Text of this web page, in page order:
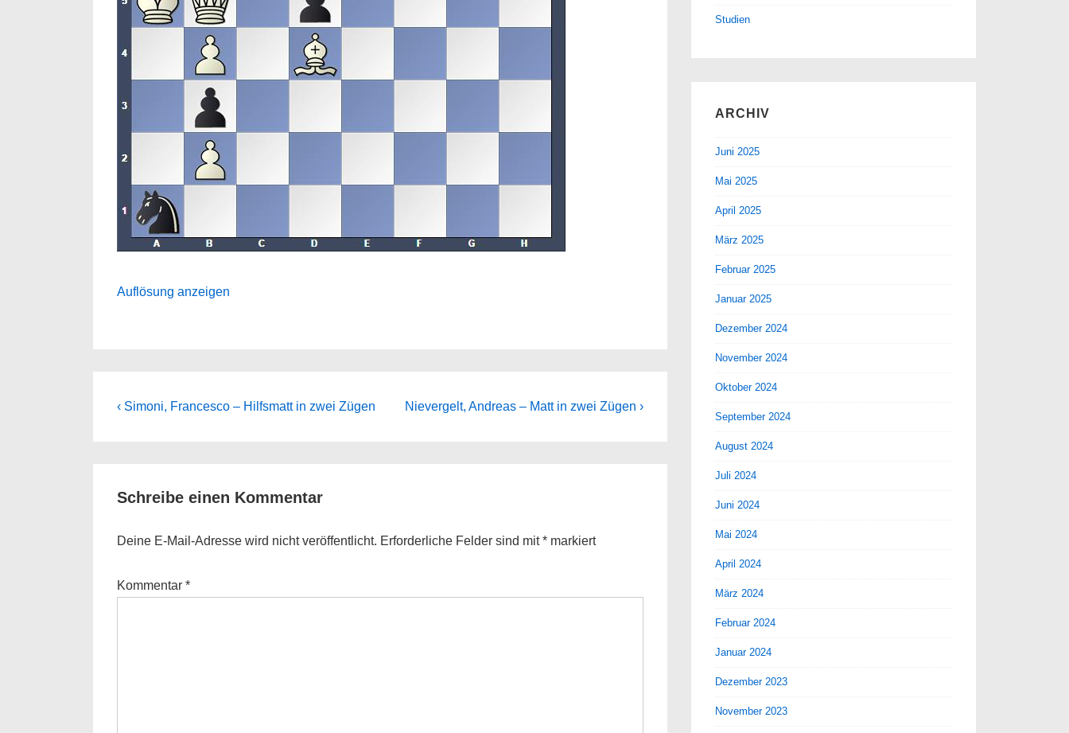
Auflösung anzeigen
Beitragsnavigation
Previous
‹ Simoni, Francesco – Hilfsmatt in zwei Zügen
Next
Nievergelt, Andreas – Matt in zwei Zügen ›
Schreibe einen Kommentar
Deine E-Mail-Adresse wird nicht veröffentlicht. Erforderliche Felder sind mit* markiert
Kommentar *
Studien
ARCHIV
Juni 2025
Mai 2025
April 2025
März 2025
Februar 2025
Januar 2025
Dezember 2024
November 2024
Oktober 2024
September 2024
August 2024
Juli 2024
Juni 2024
Mai 2024
April 2024
März 2024
Februar 2024
Januar 2024
Dezember 2023
November 2023